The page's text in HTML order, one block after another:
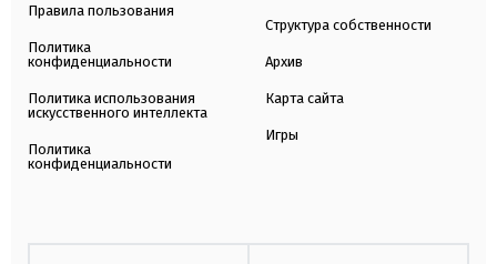
Правила пользования
Политика
конфиденциальности
Политика использования
искусственного интеллекта
Политика
конфиденциальности
Структура собственности
Архив
Карта сайта
Игры